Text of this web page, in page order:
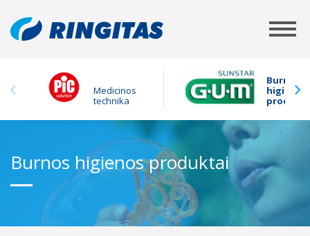
Medicinos
technika
Burnos
higienos
Burnos higienos produktai